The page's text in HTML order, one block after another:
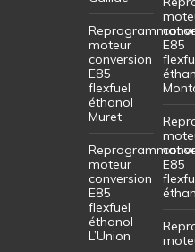
moteur
conversion
E85
flexfuel
éthanol
Muret
moteur
conversion
E85
flexfuel
éthanol
L’Union
E85
E85